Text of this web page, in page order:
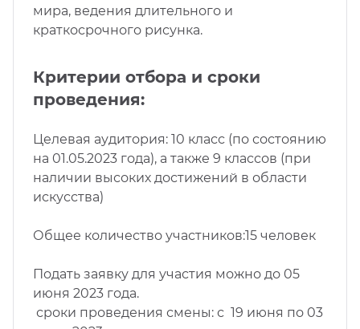
мира, ведения длительного и
краткосрочного рисунка.
Критерии отбора и сроки
проведения:
Целевая аудитория: 10 класс (по состоянию
на 01.05.2023 года), а также 9 классов (при
наличии высоких достижений в области
искусства)
Общее количество участников:15 человек
Подать заявку для участия можно до 05
июня 2023 года.
сроки проведения смены: с 19 июня по 03